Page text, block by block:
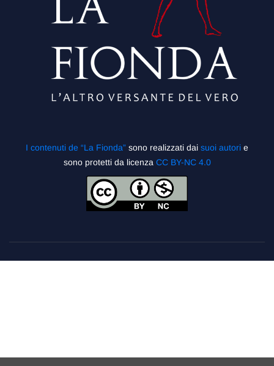
I contenuti de “La Fionda” sono realizzati dai suoi autori e
sono protetti da licenza CC BY-NC 4.0